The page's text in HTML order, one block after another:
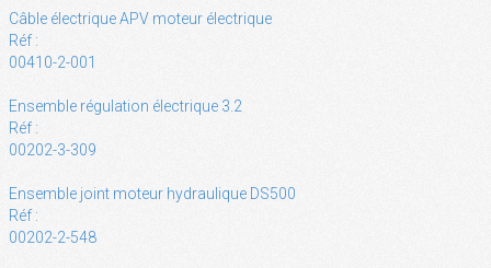
Câble électrique APV moteur électrique
Réf :
00410-2-001
Ensemble régulation électrique 3.2
Réf :
00202-3-309
Ensemble joint moteur hydraulique DS500
Réf :
00202-2-548